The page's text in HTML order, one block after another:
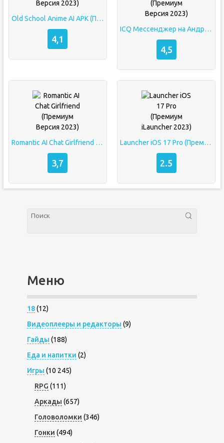
Old School Anime AI APK (Премиум Версия 2023)
4,1
ICQ Мессенджер на Андроид (Премиум Версия 2023)
4,5
Romantic AI Chat Girlfriend (Премиум Версия 2023)
3,7
Launcher iOS 17 Pro (Премиум iLauncher 2023)
2.5
Меню
18(12)
Видеоплееры и редакторы (9)
Гайды (188)
Еда и напитки (2)
Игры (10 245)
RPG (111)
Аркады (657)
Головоломки (346)
Гонки (494)